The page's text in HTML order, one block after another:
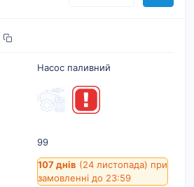
Насос паливний
99
107 днів (24 листопада) при
замовленні до 23:59